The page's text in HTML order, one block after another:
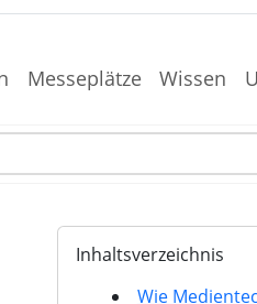
Messeplätze Wissen
Inhaltsverzeichnis
Wie